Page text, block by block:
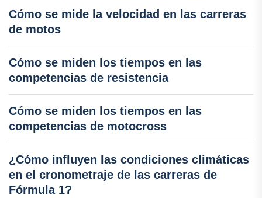
Cómo se mide la velocidad en las carreras
de motos
Cómo se miden los tiempos en las
competencias de resistencia
Cómo se miden los tiempos en las
competencias de motocross
¿Cómo influyen las condiciones climáticas
en el cronometraje de las carreras de
Fórmula 1?